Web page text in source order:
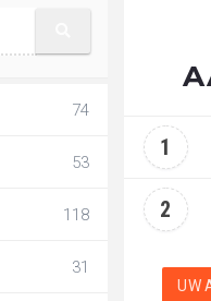
74
53
118
31
1
2
UW